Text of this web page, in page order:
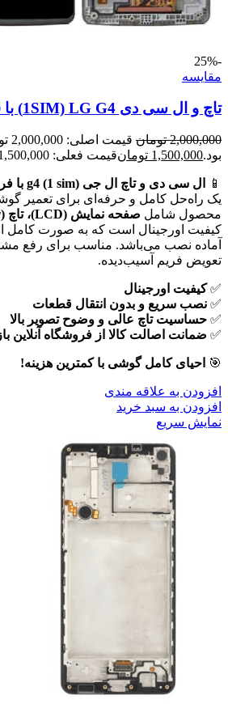
-25%
مقايسه
تاچ و ال سی دی 1SIM) LG G4) با فریم
2,000,000 تومان
قیمت
بود.1,500,000 تومانقیمت فعلی: 1,500,000 تومان.
📱
ال سی دی و تاچ ال جی g4 (1 sim) با فریم
محصول شامل صفحه نمایش (LCD)، تاچ (Digitizer) و فریم
کیفیت اورجینال است که به صورت کامل
آماده نصب می‌باشد. مناسب برای رفع
تعویض فریم آسیب‌دیده.
✅کیفیت اورجینال
✅ نصب سریع و بدون انتقال قطعات
✅ حساسیت تاچ عالی و وضوح تصویر بالا
✅ ضمانت اصالت کالا از فروشگاه آنلاین
🎯 احیای کامل گوشی با کمترین هزینه!
افزودن به علاقه مندی
افزودن به سبد خرید
نمایش سریع